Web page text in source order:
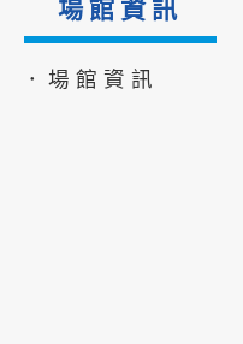
．場館資訊